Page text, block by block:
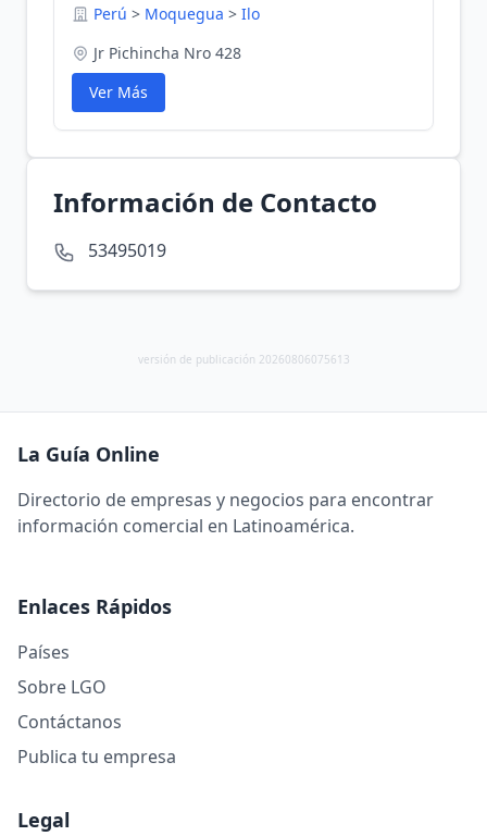
Perú > Moquegua > Ilo
Jr Pichincha Nro 428
Ver Más
Información de Contacto
53495019
versión de publicación 20260806075613
La Guía Online
Directorio de empresas y negocios para encontrar
información comercial en Latinoamérica.
Enlaces Rápidos
Países
Sobre LGO
Contáctanos
Publica tu empresa
Legal